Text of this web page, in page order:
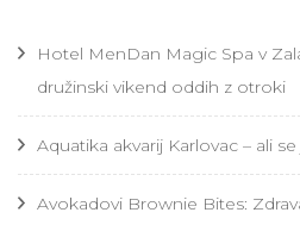
Hotel MenDan Magic Spa v
družinski vikend oddih z otroki
Aquatika akvarij Karlovac – ali
Avokadovi Brownie Bites: